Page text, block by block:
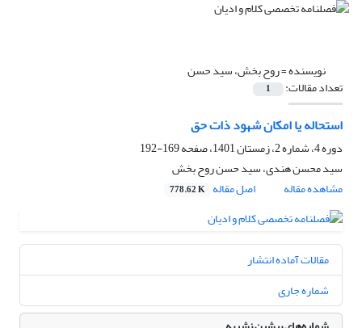
نویسنده =روح بخش، سید حسن
تعداد مقالات: 1
استحاله یا امکان شهود ذات حق
دوره 4، شماره 2، زمستان 1401، صفحه
169-192
سید محسن هندی، سید حسن روح بخش
مشاهده مقاله
اصل مقاله 778.62 K
مقالات آماده انتشار
شماره جاری